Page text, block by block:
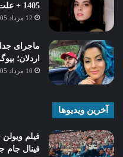
1405 + علت فوت
12 مرداد 1405
ماجرای
اردلان؛
10 مرداد 1405
آخرین ویدیوها
فیلم
فینال جام